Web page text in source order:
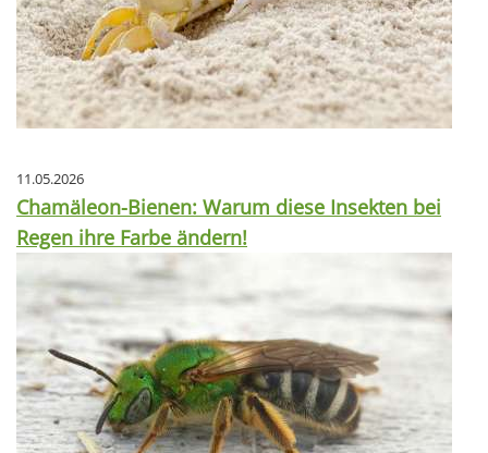
11.05.2026
Chamäleon-Bienen: Warum diese Insekten bei
Regen ihre Farbe ändern!